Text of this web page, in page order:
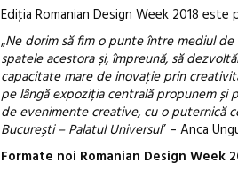
Ediţia Romanian Design Week 2018
„Ne dorim să fim o punte între mediul
spatele acestora și, împreună, să
capacitate mare de inovație prin
pe lângă expoziția centrală propunem și
de evenimente creative, cu o puternică
București – Palatul Universul” – Anca
Formate noi Romanian Design Week